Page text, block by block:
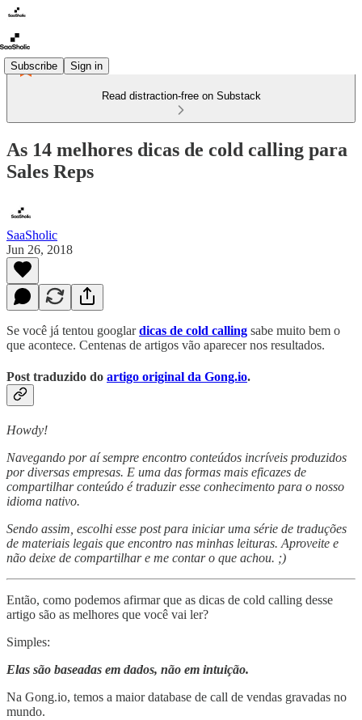
Subscribe Sign in
Read distraction-free on Substack
As 14 melhores dicas de cold calling para
Sales Reps
SaaSholic
Jun 26, 2018
Se você já tentou googlardicas de cold calling sabe muito bem o
que acontece. Centenas de artigos vão aparecer nos resultados.
Post traduzido do artigo original da Gong.io.
Howdy!
Navegando por aí sempre encontro conteúdos incríveis produzidos
por diversas empresas. E uma das formas mais eficazes de
compartilhar conteúdo é traduzir esse conhecimento para o nosso
idioma nativo.
Sendo assim, escolhi esse post para iniciar uma série de traduções
de materiais legais que encontro nas minhas leituras. Aproveite e
não deixe de compartilhar e me contar o que achou. ;)
Então, como podemos afirmar que as dicas de cold calling desse
artigo são as melhores que você vai ler?
Simples:
Elas são baseadas em dados, não em intuição.
Na Gong.io, temos a maior database de call de vendas gravadas no
mundo.